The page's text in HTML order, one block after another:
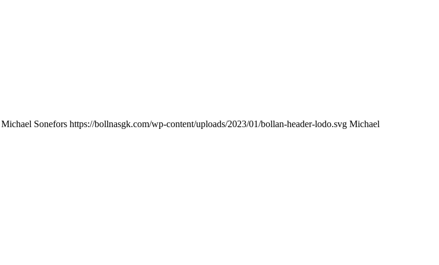
Michael Sonefors https://bollnasgk.com/wp-content/uploads/2023/01/bollan-header-lodo.svg Michael